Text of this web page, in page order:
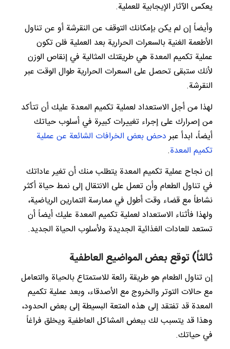
يعكس الآثار الإيجابية للعملية.
وأيضاً إن لم يكن بإمكانك التوقف عن النقرشة أو عن تناول
الأطعمة الغنية بالسعرات الحرارية بعد العملية فلن تكون
عملية تكميم المعدة هي طريقتك المثالية في إنقاص الوزن
لأنك ستبقى تحصل على السعرات الحرارية طوال الوقت عبر
النقرشة.
لهذا من أجل الاستعداد لعملية تكميم المعدة عليك أن تتأكد
من إصرارك على إجراء تغييرات كبيرة في أسلوب حياتك
أيضاً، ابدأ عبردحض بعض الخرافات الشائعة عن عملية
تكميم المعدة.
إن نجاح عملية تكميم المعدة يتطلب منك أن تغير عاداتك
في تناول الطعام وأن تعمل على الانتقال إلى نمط حياة أكثر
نشاطاً مع قضاء وقت أطول في ممارسة التمارين الرياضية،
ولهذا فأثناء الاستعداد لعملية تكميم المعدة عليك أيضاً أن
تستعد للعادات الغذائية الجديدة ولأسلوب الحياة الجديد.
ثالثاً) توقع بعض المواضيع العاطفية
إن تناول الطعام هو طريقة رائعة للاستمتاع بالحياة والتعامل
مع حالات التوتر والخروج مع الأصدقاء، وبعد عملية تكميم
المعدة قد تفتقد إلى هذه المتعة البسيطة إلى بعض الحدود،
وهذا قد يتسبب لك ببعض المشاكل العاطفية ويخلق فراغاً
في حياتك.